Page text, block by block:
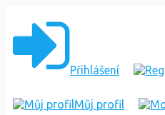
Přihlášení
Můj profil